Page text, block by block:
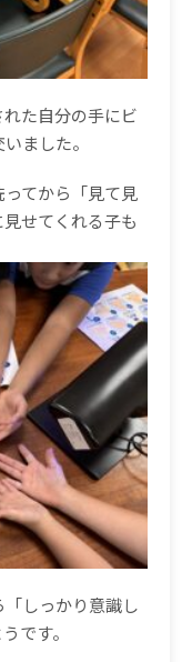
た自分の手にビ
ました。
てから「見て見
せてくれる子も
しっかり意識し
です。